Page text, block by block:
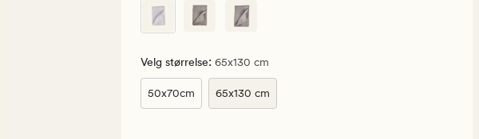
pris
179,90
Velg størrelse: 65x130 cm
50x70cm 65x130 cm